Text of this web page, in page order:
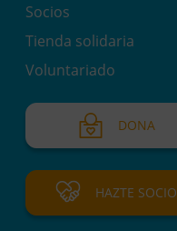
Socios
Tienda solidaria
Voluntariado
DONA
HAZTE SOCIO